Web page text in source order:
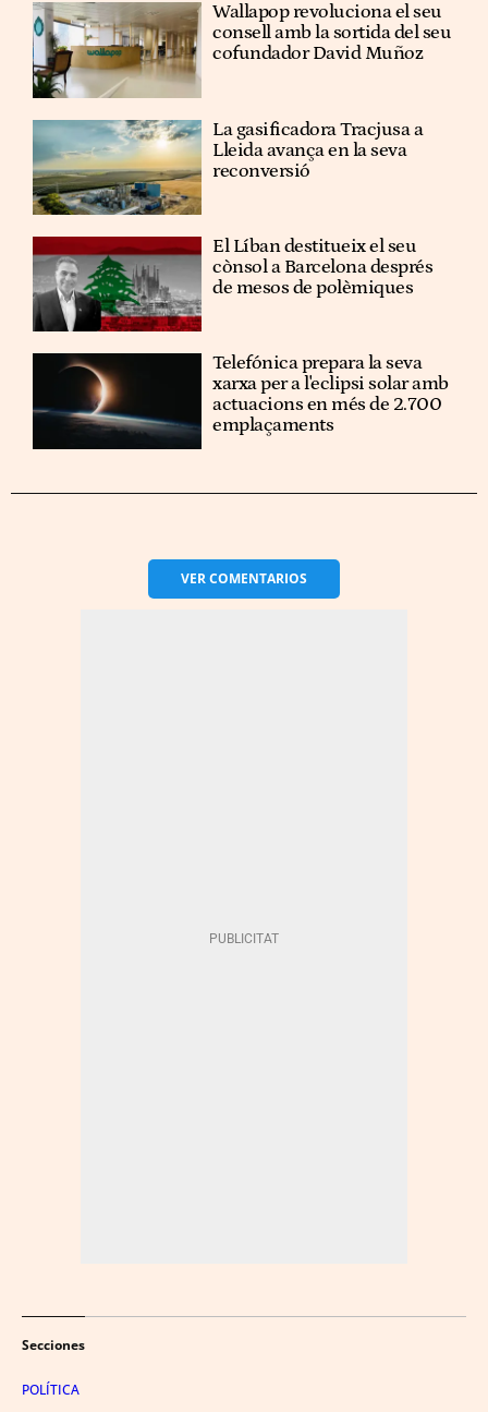
Wallapop revoluciona el seu
consell amb la sortida del seu
cofundador David Muñoz
La gasificadora Tracjusa a
Lleida avança en la seva
reconversió
El Líban destitueix el seu
cònsol a Barcelona després
de mesos de polèmiques
Telefónica prepara la seva
xarxa per a l'eclipsi solar amb
actuacions en més de 2.700
emplaçaments
VERCOMENTARIOS
Secciones
POLÍTICA